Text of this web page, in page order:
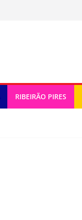
RIBEIRÃO PIRES